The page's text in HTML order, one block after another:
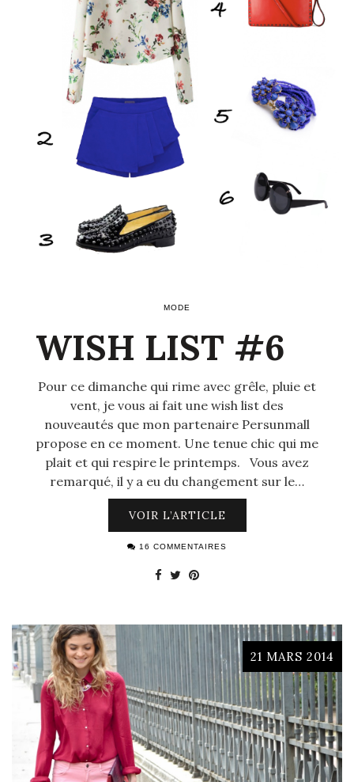
MODE
WISH LIST #6
Pour ce dimanche qui rime avec grêle, pluie et
vent, je vous ai fait une wish list des
nouveautés que mon partenaire Persunmall
propose en ce moment. Une tenue chic qui me
plait et qui respire le printemps. Vous avez
remarqué, il y a eu du changement sur le…
VOIR L’ARTICLE
16 COMMENTAIRES
21 MARS 2014